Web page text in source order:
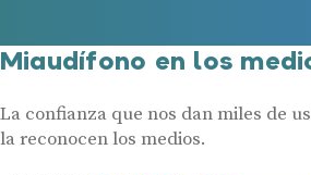
Miaudífono en los
La confianza que nos dan miles de
la reconocen los medios.